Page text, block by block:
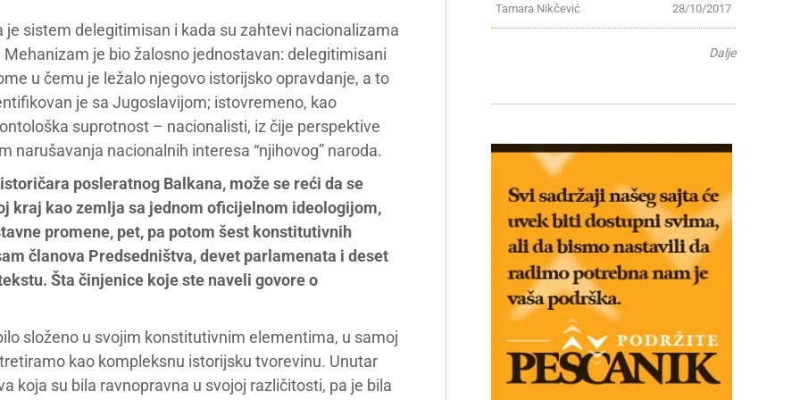
sistem delegitimisan i kada su zahtevi nacionalizama
je bio žalosno jednostavan: delegitimisani
u čemu je ležalo njegovo istorijsko opravdanje, a to
je sa Jugoslavijom; istovremeno, kao
suprotnost – nacionalisti, iz čije perspektive
narušavanja nacionalnih interesa “njihovog” naroda.
posleratnog Balkana, može se reći da se
kraj kao zemlja sa jednom oficijelnom ideologijom,
promene, pet, pa potom šest konstitutivnih
članova Predsedništva, devet parlamenata i deset
Šta činjenice koje ste naveli govore o
složeno u svojim konstitutivnim elementima, u samoj
kao kompleksnu istorijsku tvorevinu. Unutar
koja su bila ravnopravna u svojoj različitosti, pa je bila
28/10/2017
Tamara Nikčević
Dalje